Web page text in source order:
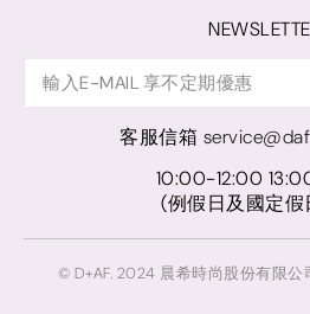
客服信箱
10:00-12:00
(例假日及國定假
© D+AF. 2024 晨希時尚股份有限公